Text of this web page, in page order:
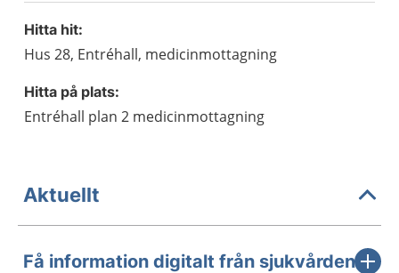
Hitta hit:
Hus 28, Entréhall, medicinmottagning
Hitta på plats:
Entréhall plan 2 medicinmottagning
Aktuellt
Få information digitalt från sjukvården